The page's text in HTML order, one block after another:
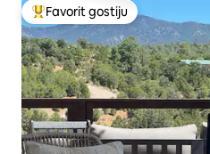
Glavni favorit gostiju
Favorit gostiju